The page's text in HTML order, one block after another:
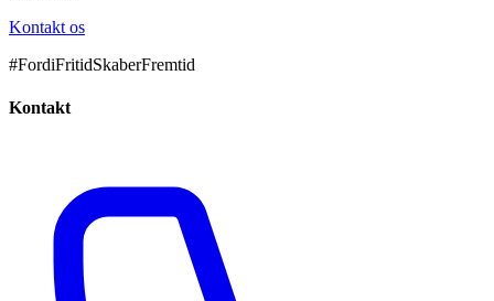
Kontakt os
#FordiFritidSkaberFremtid
Kontakt